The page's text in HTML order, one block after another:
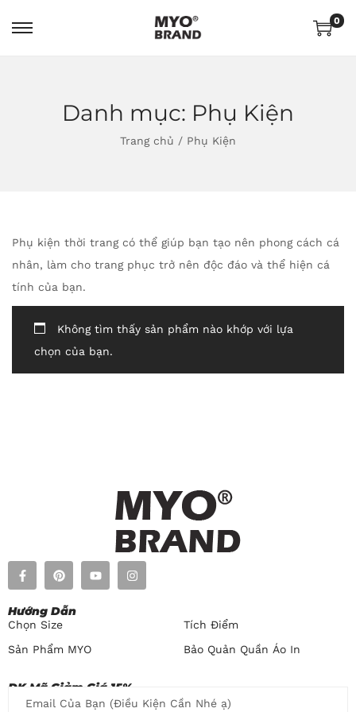
0
Danh mục: Phụ Kiện
Trang chủ / Phụ Kiện
Phụ kiện thời trang có thể giúp bạn tạo nên phong cách cá
nhân, làm cho trang phục trở nên độc đáo và thể hiện cá
tính của bạn.
Không tìm thấy sản phẩm nào khớp với lựa
chọn của bạn.
Hướng Dẫn​
Chọn Size
Sản Phẩm MYO
Tích Điểm
Bảo Quản Quần Áo In
ĐK Mã Giảm Giá 15%